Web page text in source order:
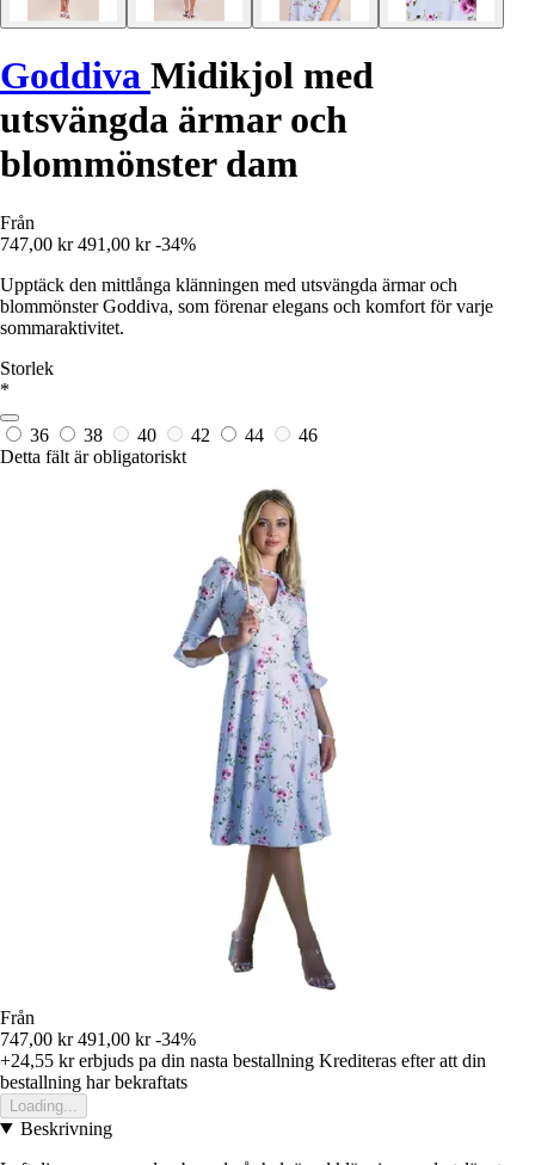
Goddiva Midikjol med
utsvängda ärmar och
blommönster dam
Från
747,00 kr 491,00 kr -34%
Upptäck den mittlånga klänningen med utsvängda ärmar och
blommönster Goddiva, som förenar elegans och komfort för varje
sommaraktivitet.
Storlek
*
36 38 40 42 44
46
Detta fält är obligatoriskt
Från
747,00 kr 491,00 kr -34%
+24,55 krerbjuds pa din nasta bestallning Krediteras efter att din
bestallning har bekraftats
Loading...
Beskrivning